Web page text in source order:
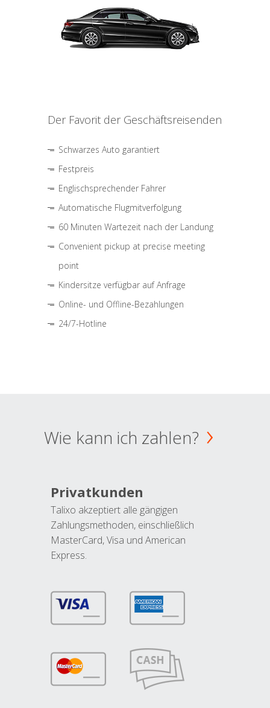
Der Favorit der Geschäftsreisenden
Schwarzes Auto garantiert
Festpreis
Englischsprechender Fahrer
Automatische Flugmitverfolgung
60 Minuten Wartezeit nach der Landung
Convenient pickup at precise meeting
point
Kindersitze verfügbar auf Anfrage
Online- und Offline-Bezahlungen
24/7-Hotline
Wie kann ich zahlen?
Privatkunden
Talixo akzeptiert alle gängigen
Zahlungsmethoden, einschließlich
MasterCard, Visa und American
Express.